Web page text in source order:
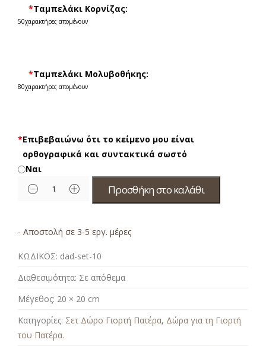
*Ταμπελάκι Κορνίζας:
50χαρακτήρες απομένουν
*Ταμπελάκι Μολυβοθήκης:
80χαρακτήρες απομένουν
*Επιβεβαιώνω ότι το κείμενο μου είναι
ορθογραφικά και συντακτικά σωστό
Ναι
Προσθήκη στο καλάθι
- Αποστολή σε 3-5 εργ. μέρες
ΚΩΔΙΚΟΣ: dad-set-10
Διαθεσιμότητα: Σε απόθεμα
Μέγεθος: 20 × 20 cm
Κατηγορίες: Σετ Δώρο Γιορτή Πατέρα, Δώρα για τη Γιορτή
του Πατέρα.